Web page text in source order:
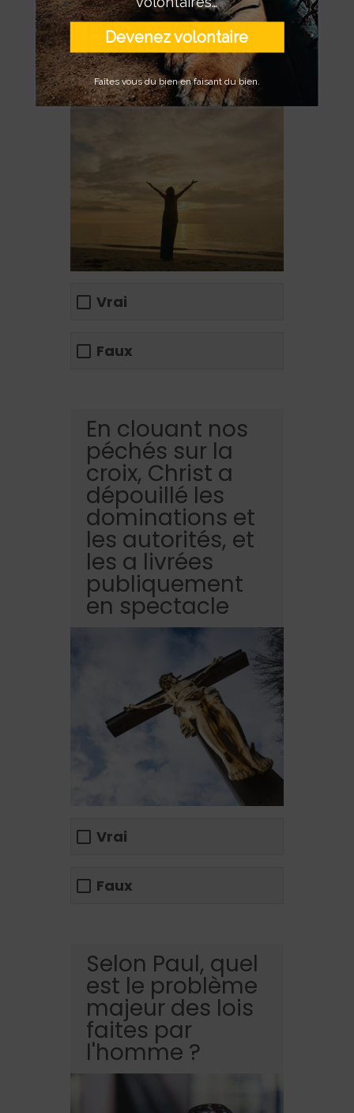
passés mais
pas nos péchés
futurs.
Vrai
Faux
En clouant nos
péchés sur la
croix, Christ a
dépouillé les
dominations et
les autorités, et
les a livrées
publiquement
en spectacle
Vrai
Faux
Selon Paul, quel
est le problème
majeur des lois
faites par
l'homme ?
Devenez volontaire
Faîtes vous du bien en faisant du bien.